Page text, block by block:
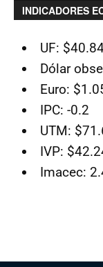
INDICADORES
UF:
Dólar
Euro:
IPC: -0.2
UTM:
IVP:
Imacec: